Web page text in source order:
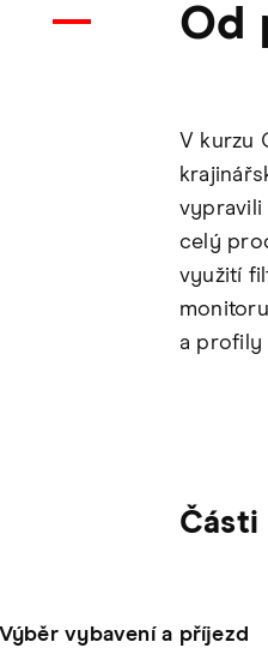
Od
V kurzu
vypravili
celý
využití
a profily
Části
vybavení a příjezd